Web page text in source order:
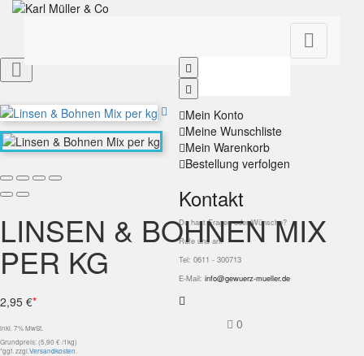

Mein Konto
Meine Wunschliste
Mein Warenkorb
Bestellung verfolgen
Kontakt
Du hast Fragen oder Wünsche?
Rufe uns an!
Tel: 0611 - 300713
E-Mail: info@gewuerz-mueller.de
0

LINSEN & BOHNEN MIX
PER KG
2,95 €*
inkl. 7% MwSt.
Grundpreis: (5,90 € /1kg)
*ggf. zzgl.Versandkosten